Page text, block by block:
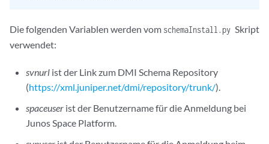
Die folgenden Variablen werden vom schemaInstall.py Skript
verwendet:
svnurl ist der Link zum DMI Schema Repository
(https://xml.juniper.net/dmi/repository/trunk/).
spaceuser ist der Benutzername für die Anmeldung bei
Junos Space Platform.